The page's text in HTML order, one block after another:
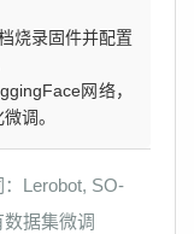
烧录固件并配置
网络，
调。
Lerobot, SO-
据集微调